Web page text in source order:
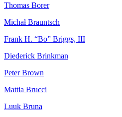
Thomas Borer
Michał Brauntsch
Frank H. “Bo” Briggs, III
Diederick Brinkman
Peter Brown
Mattia Brucci
Luuk Bruna